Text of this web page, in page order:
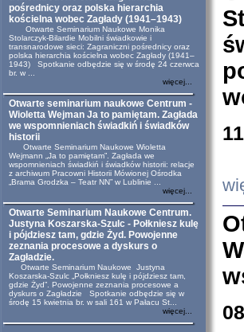
pośrednicy oraz polska hierarchia
kościelna wobec Zagłady (1941–1943)
Otwarte Seminarium Naukowe Monika
Stolarczyk-Bilardie Mobilni świadkowie i
transnarodowe sieci: Zagraniczni pośrednicy oraz
polska hierarchia kościelna wobec Zagłady (1941–
1943) Spotkanie odbędzie się w środę 24 czerwca
br. w ...
więcej...
Otwarte seminarium naukowe Centrum -
Wioletta Wejman Ja to pamiętam. Zagłada
we wspomnieniach świadkiń i świadków
historii
Otwarte Seminarium Naukowe Wioletta
Wejmann „Ja to pamiętam”. Zagłada we
wspomnieniach świadkiń i świadków historii: relacje
z archiwum Pracowni Historii Mówionej Ośrodka
„Brama Grodzka – Teatr NN” w Lublinie ...
więcej...
Otwarte Seminarium Naukowe Centrum.
Justyna Koszarska-Szulc - Połkniesz kulę
i pójdziesz tam, gdzie Żyd. Powojenne
zeznania procesowe a dyskurs o
Zagładzie.
Otwarte Seminarium Naukowe Justyna
Koszarska-Szulc „Połkniesz kulę i pójdziesz tam,
gdzie Żyd”. Powojenne zeznania procesowe a
dyskurs o Zagładzie Spotkanie odbędzie się w
środę 15 kwietnia br. w sali 161 w Pałacu St...
więcej...